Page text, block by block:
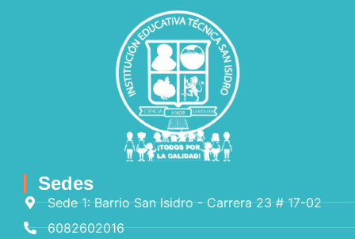
Sedes
Sede 1: Barrio San Isidro - Carrera 23 # 17-02
6082602016